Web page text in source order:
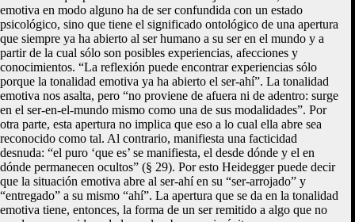
emotiva en modo alguno ha de ser confundida con un estado
psicológico, sino que tiene el significado ontológico de una apertura
que siempre ya ha abierto al ser humano a su ser en el mundo y a
partir de la cual sólo son posibles experiencias, afecciones y
conocimientos. “La reflexión puede encontrar experiencias sólo
porque la tonalidad emotiva ya ha abierto el ser-ahí”. La tonalidad
emotiva nos asalta, pero “no proviene de afuera ni de adentro: surge
en el ser-en-el-mundo mismo como una de sus modalidades”. Por
otra parte, esta apertura no implica que eso a lo cual ella abre sea
reconocido como tal. Al contrario, manifiesta una facticidad
desnuda: “el puro ‘que es’ se manifiesta, el desde dónde y el en
dónde permanecen ocultos” (§ 29). Por esto Heidegger puede decir
que la situación emotiva abre al ser-ahí en su “ser-arrojado” y
“entregado” a su mismo “ahí”. La apertura que se da en la tonalidad
emotiva tiene, entonces, la forma de un ser remitido a algo que no